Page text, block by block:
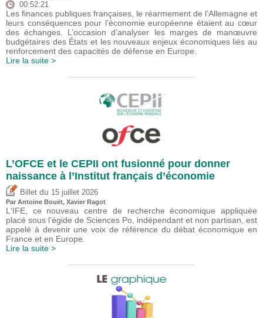
00:52:21
Les finances publiques françaises, le réarmement de l’Allemagne et
leurs conséquences pour l’économie européenne étaient au cœur
des échanges. L’occasion d’analyser les marges de manœuvre
budgétaires des États et les nouveaux enjeux économiques liés au
renforcement des capacités de défense en Europe.
Lire la suite >
L’OFCE et le CEPII ont fusionné pour donner
naissance à l’Institut français d’économie
Billet du 15 juillet 2026
Par Antoine Bouët, Xavier Ragot
L'IFE, ce nouveau centre de recherche économique appliquée
placé sous l’égide de Sciences Po, indépendant et non partisan, est
appelé à devenir une voix de référence du débat économique en
France et en Europe.
Lire la suite >